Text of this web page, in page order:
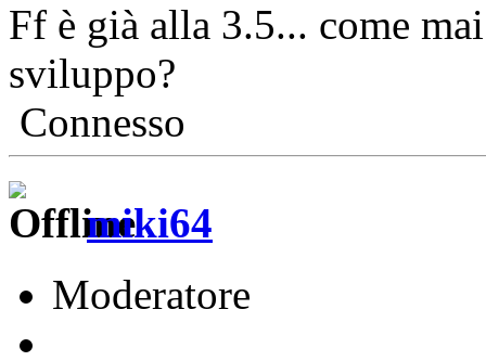
Ff è già alla 3.5... come
sviluppo?
Connesso
miki64
Moderatore